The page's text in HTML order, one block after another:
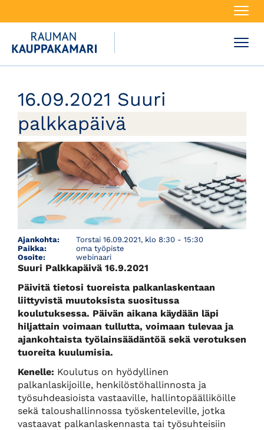
16.09.2021 Suuri
palkkapäivä
Ajankohta:
Torstai 16.09.2021, klo 8:30 - 15:30
Paikka:
oma työpiste
Osoite:
webinaari
Suuri Palkkapäivä 16.9.2021
Päivitä tietosi tuoreista palkanlaskentaan
liittyvistä muutoksista suositussa
koulutuksessa. Päivän aikana käydään läpi
hiljattain voimaan tullutta, voimaan tulevaa ja
ajankohtaista työlainsäädäntöä sekä verotuksen
tuoreita kuulumisia.
Kenelle: Koulutus on hyödyllinen
palkanlaskijoille, henkilöstöhallinnosta ja
työsuhdeasioista vastaaville, hallintopäälliköille
sekä taloushallinnossa työskenteleville, jotka
vastaavat palkanlaskennasta tai työsuhteisiin